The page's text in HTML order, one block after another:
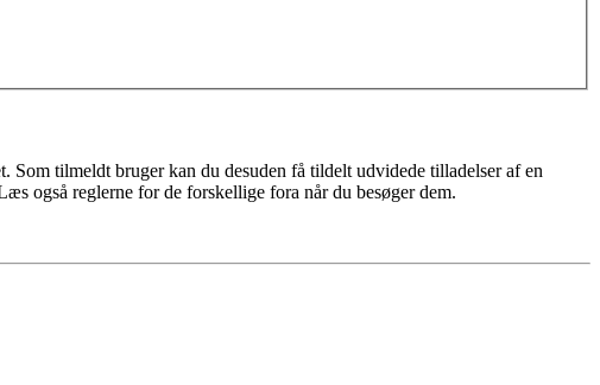
tilmeldt bruger kan du desuden få tildelt udvidede tilladelser af en
også reglerne for de forskellige fora når du besøger dem.